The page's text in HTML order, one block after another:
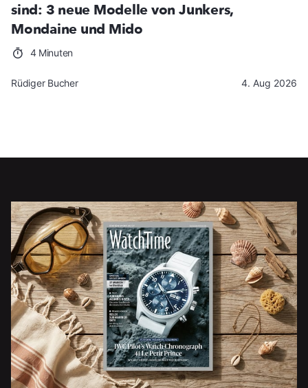
sind: 3 neue Modelle von Junkers,
Mondaine und Mido
4 Minuten
Rüdiger Bucher 4. Aug 2026